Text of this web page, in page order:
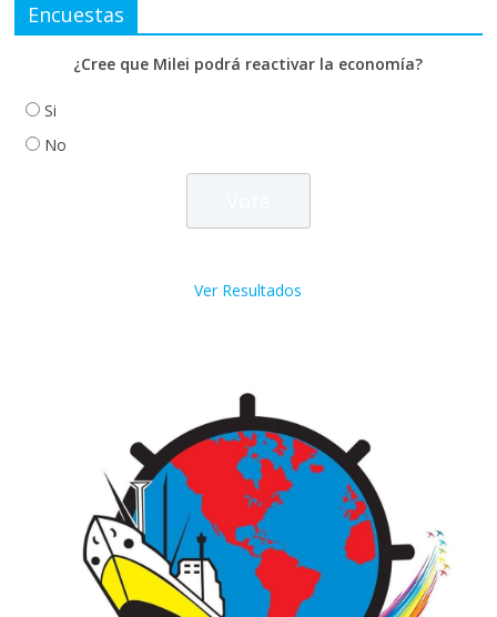
Encuestas
¿Cree que Milei podrá reactivar la economía?
Si
No
Ver Resultados